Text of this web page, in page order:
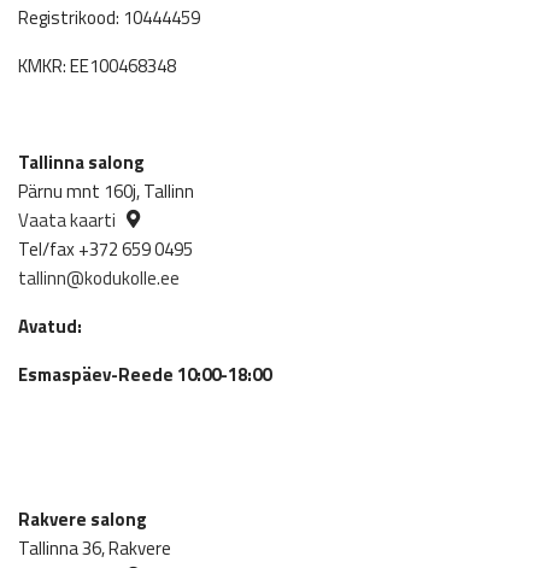
Registrikood: 10444459
KMKR: EE100468348
Tallinna salong
Pärnu mnt 160j, Tallinn
Vaata kaarti
Tel/fax +372 659 0495
tallinn@kodukolle.ee
Avatud:
Esmaspäev-Reede 10:00-18:00
Rakvere salong
Tallinna 36, Rakvere